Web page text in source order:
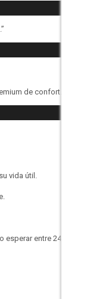
de confort.
vida útil.
entre 24 y 48